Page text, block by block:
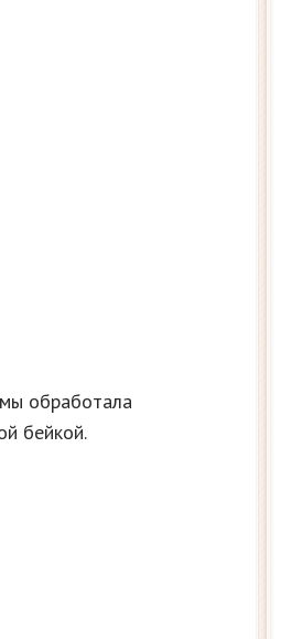
обработала
бейкой.